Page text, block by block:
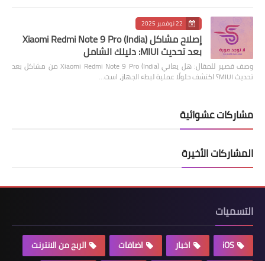
22 نوفمبر 2025
إصلاح مشاكل Xiaomi Redmi Note 9 Pro (India)
بعد تحديث MIUI: دليلك الشامل
وصف قصير للمقال: هل يعاني Xiaomi Redmi Note 9 Pro (India) من مشاكل بعد
تحديث MIUI؟ اكتشف حلولًا عملية لبطء الجهاز، است…
مشاركات عشوائية
المشاركات الأخيرة
التسميات
iOS اخبار اضافات
الربح من الانترنت